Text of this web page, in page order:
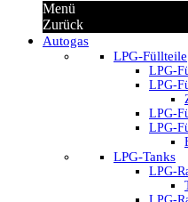
Menü
Zurück
Autogas
LPG-Füllteile
LPG-
LPG-
LPG-
LPG-
LPG-Tanks
LPG-